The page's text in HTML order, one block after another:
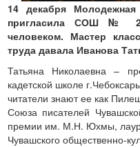
14 декабря
пригласила СОШ №
человеком. Мастер
труда давала Иванова
Татьяна Николаевна –
кадетской школе
читатели знают ее как
Союза писателей
премии им. М.Н. Юхмы,
Чувашского общественно-